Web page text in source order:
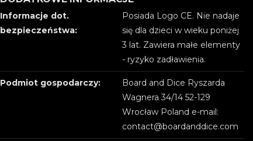
Informacje dot.
bezpieczeństwa:
Posiada Logo CE. Nie nadaje
się dla dzieci w wieku poniżej
3 lat. Zawiera małe elementy
- ryzyko zadławienia.
Podmiot gospodarczy:
Board and Dice Ryszarda
Wagnera 34/14 52-129
Wrocław Poland e-mail:
contact@boardanddice.com